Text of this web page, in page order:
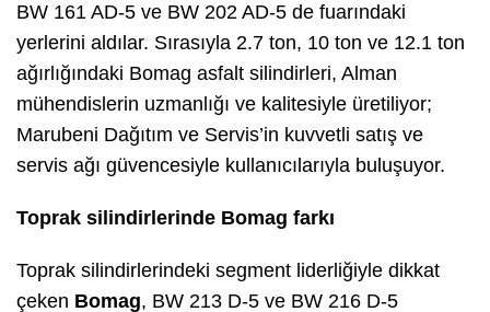
BW 161 AD-5 ve BW 202 AD-5 de fuarındaki
yerlerini aldılar. Sırasıyla 2.7 ton, 10 ton ve 12.1 ton
ağırlığındaki Bomag asfalt silindirleri, Alman
mühendislerin uzmanlığı ve kalitesiyle üretiliyor;
Marubeni Dağıtım ve Servis’in kuvvetli satış ve
servis ağı güvencesiyle kullanıcılarıyla buluşuyor.
Toprak silindirlerinde Bomag farkı
Toprak silindirlerindeki segment liderliğiyle dikkat
çeken Bomag, BW 213 D-5 ve BW 216 D-5